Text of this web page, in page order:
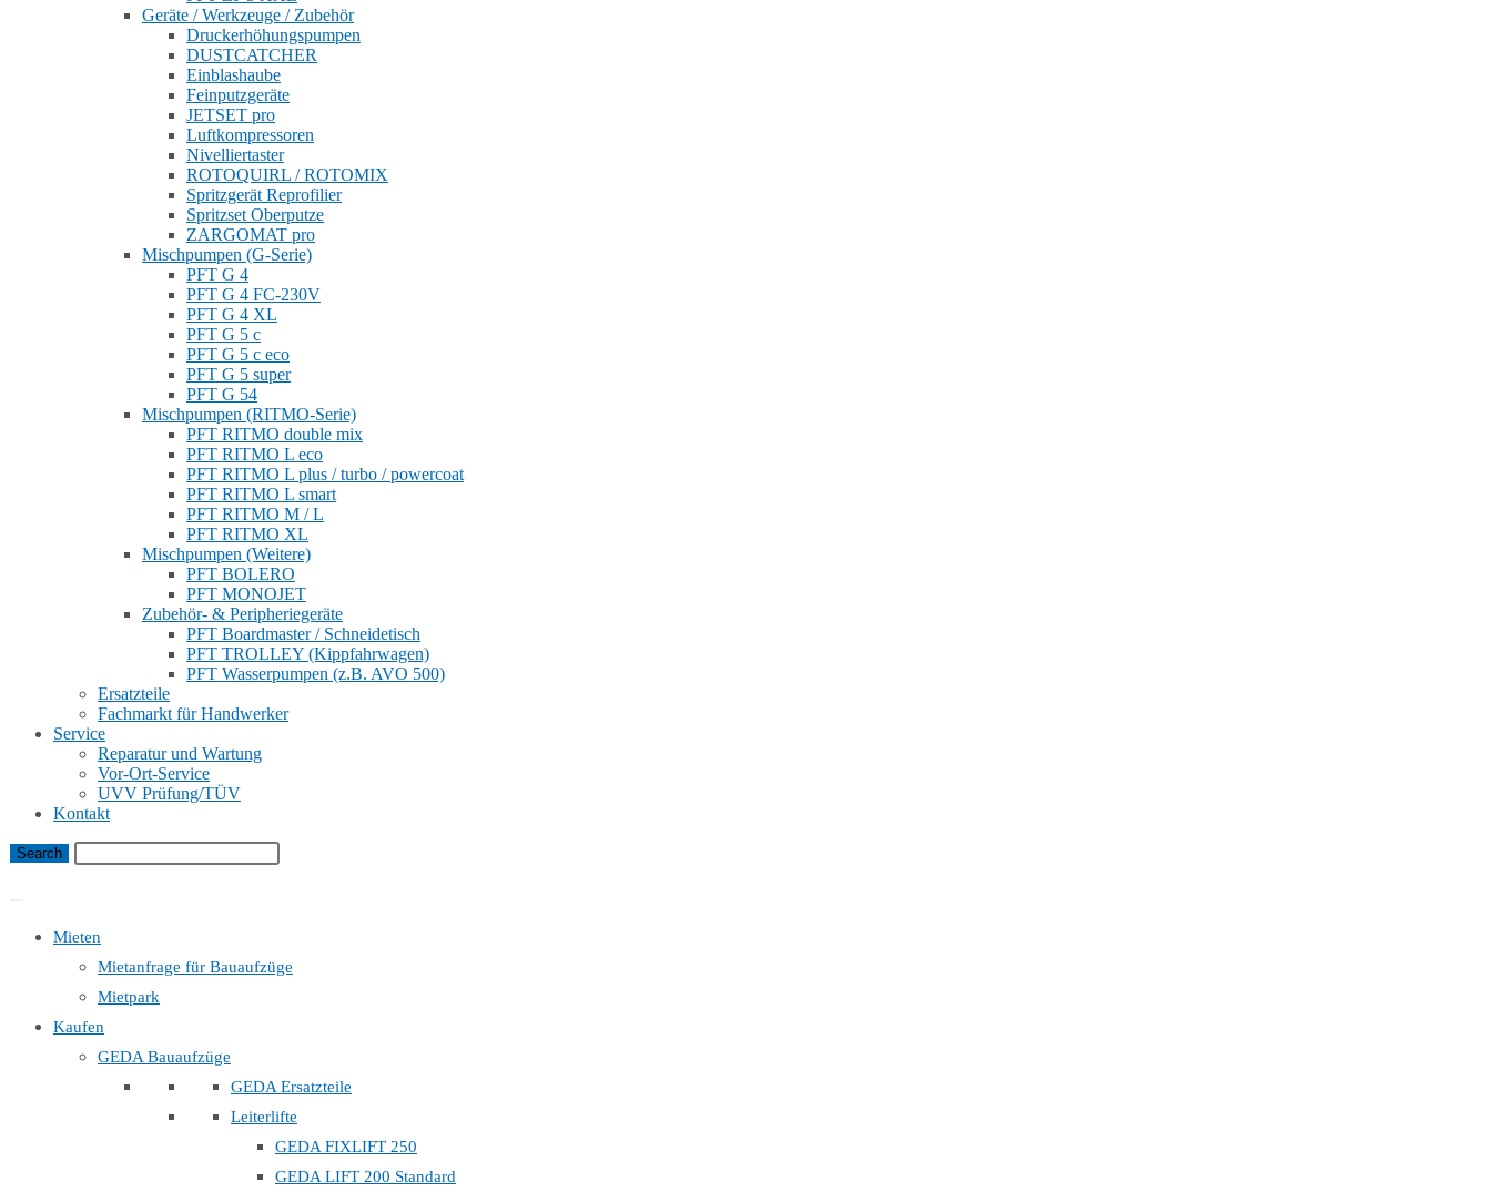
Geräte / Werkzeuge / Zubehör
Druckerhöhungspumpen
DUSTCATCHER
Einblashaube
Feinputzgeräte
JETSET pro
Luftkompressoren
Nivelliertaster
ROTOQUIRL / ROTOMIX
Spritzgerät Reprofilier
Spritzset Oberputze
ZARGOMAT pro
Mischpumpen (G-Serie)
PFT G 4
PFT G 4 FC-230V
PFT G 4 XL
PFT G 5 c
PFT G 5 c eco
PFT G 5 super
PFT G 54
Mischpumpen (RITMO-Serie)
PFT RITMO double mix
PFT RITMO L eco
PFT RITMO L plus / turbo / powercoat
PFT RITMO L smart
PFT RITMO M / L
PFT RITMO XL
Mischpumpen (Weitere)
PFT BOLERO
PFT MONOJET
Zubehör- & Peripheriegeräte
PFT Boardmaster / Schneidetisch
PFT TROLLEY (Kippfahrwagen)
PFT Wasserpumpen (z.B. AVO 500)
Ersatzteile
Fachmarkt für Handwerker
Service
Reparatur und Wartung
Vor-Ort-Service
UVV Prüfung/TÜV
Kontakt
Mieten
Mietanfrage für Bauaufzüge
Mietpark
Kaufen
GEDA Bauaufzüge
GEDA Ersatzteile
Leiterlifte
GEDA FIXLIFT 250
GEDA LIFT 200 Standard